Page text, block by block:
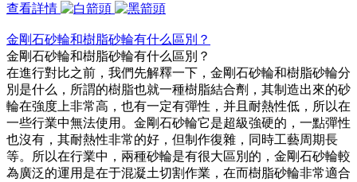
查看詳情
金剛石砂輪和樹脂砂輪有什么區別？
金剛石砂輪和樹脂砂輪有什么區別？
在進行對比之前，我們先解釋一下，金剛石砂輪和樹脂砂輪分
別是什么，所謂的樹脂也就一種樹脂結合劑，其制造出來的砂
輪在強度上非常高，也有一定有彈性，并且耐熱性低，所以在
一些行業中無法使用。金剛石砂輪它是超級強硬的，一點彈性
也沒有，其耐熱性非常的好，但制作復雜，同時工藝周期長
等。所以在行業中，兩種砂輪是有很大區別的，金剛石砂輪較
為廣泛的運用是在于混凝土切割作業，在而樹脂砂輪非常適合